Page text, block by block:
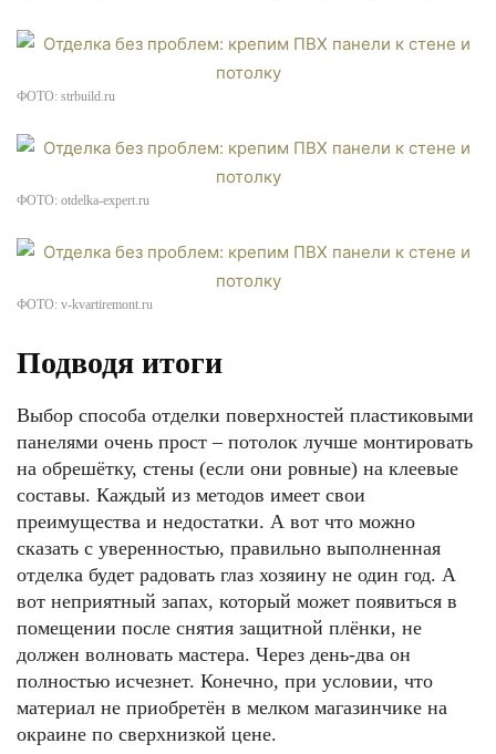
ФОТО: strbuild.ru
ФОТО: otdelka-expert.ru
ФОТО: v-kvartiremont.ru
Подводя итоги
Выбор способа отделки поверхностей пластиковыми
панелями очень прост – потолок лучше монтировать
на обрешётку, стены (если они ровные) на клеевые
составы. Каждый из методов имеет свои
преимущества и недостатки. А вот что можно
сказать с уверенностью, правильно выполненная
отделка будет радовать глаз хозяину не один год. А
вот неприятный запах, который может появиться в
помещении после снятия защитной плёнки, не
должен волновать мастера. Через день-два он
полностью исчезнет. Конечно, при условии, что
материал не приобретён в мелком магазинчике на
окраине по сверхнизкой цене.